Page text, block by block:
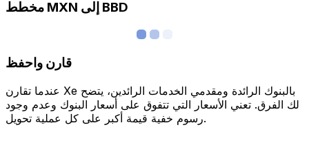
مخطط MXN إلى BBD
قارن واحفظ
عندما تقارن Xe بالبنوك الرائدة ومقدمي الخدمات الرائدين، يتضح
لك الفرق. تعني الأسعار التي تتفوق على أسعار البنوك وعدم وجود
رسوم خفية قيمة أكبر على كل عملية تحويل.